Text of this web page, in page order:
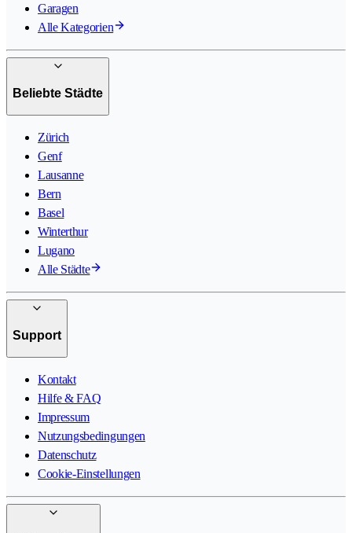
Garagen
Alle Kategorien
Beliebte Städte
Zürich
Genf
Lausanne
Bern
Basel
Winterthur
Lugano
Alle Städte
Support
Kontakt
Hilfe & FAQ
Impressum
Nutzungsbedingungen
Datenschutz
Cookie-Einstellungen